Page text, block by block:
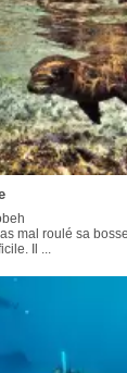
mal roulé sa
Il ...